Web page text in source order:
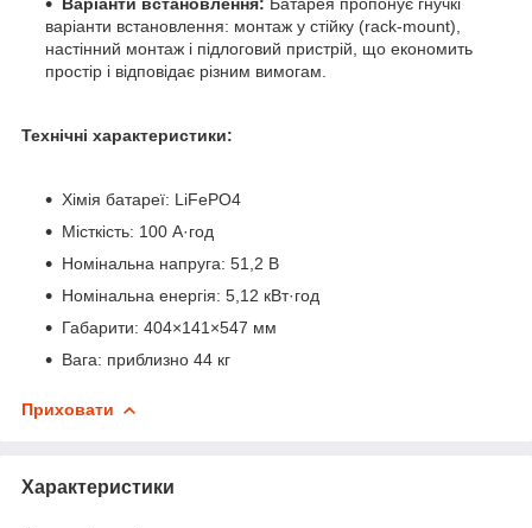
варіанти встановлення: монтаж у стійку (rack-mount),
настінний монтаж і підлоговий пристрій, що економить
простір і відповідає різним вимогам.
Технічні характеристики:
Хімія батареї: LiFePO4
Місткість: 100 А·год
Номінальна напруга: 51,2 В
Номінальна енергія: 5,12 кВт·год
Габарити: 404×141×547 мм
Вага: приблизно 44 кг
Приховати
Характеристики